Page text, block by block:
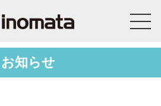
お知らせ